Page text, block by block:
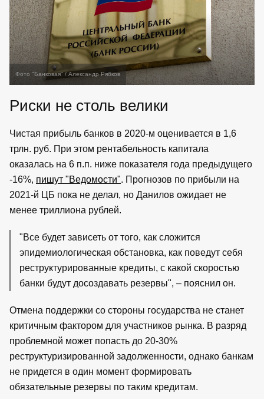
Фото "Банковая" / Александр Рябков
Риски не столь велики
Чистая прибыль банков в 2020-м оценивается в 1,6
трлн. руб. При этом рентабельность капитала
оказалась на 6 п.п. ниже показателя года предыдущего
-16%, пишут "Ведомости". Прогнозов по прибыли на
2021-й ЦБ пока не делал, но Данилов ожидает не
менее триллиона рублей.
"Все будет зависеть от того, как сложится
эпидемиологическая обстановка, как поведут себя
реструктурированные кредиты, с какой скоростью
банки будут досоздавать резервы", – пояснил он.
Отмена поддержки со стороны государства не станет
критичным фактором для участников рынка. В разряд
проблемной может попасть до 20-30%
реструктуризированной задолженности, однако банкам
не придется в один момент формировать
обязательные резервы по таким кредитам.